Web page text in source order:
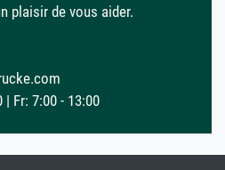
plaisir de vous aider.
| Fr: 7:00 - 13:00